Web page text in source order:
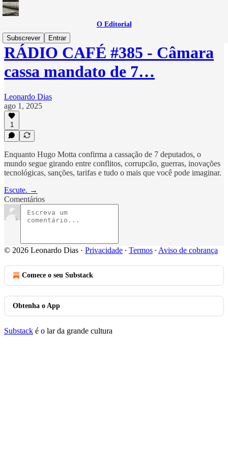
O Editorial
Subscrever
Entrar
RÁDIO CAFÉ #385 - Câmara
cassa mandato de 7…
Leonardo Dias
ago 1, 2025
1
Enquanto Hugo Motta confirma a cassação de 7 deputados, o
mundo segue girando entre conflitos, corrupcão, guerras, inovações
tecnológicas, sanções, tarifas e tudo o mais que você pode imaginar.
Escute. →
Comentários
© 2026 Leonardo Dias · Privacidade ∙ Termos ∙ Aviso de cobrança
Comece o seu Substack
Obtenha o App
Substack é o lar da grande cultura